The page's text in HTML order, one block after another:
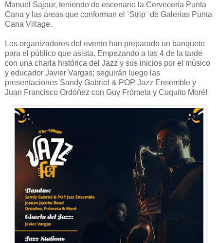
Manuel Sajour, teniendo de escenario la Cervecería Punta
Cana y las áreas que conforman el ¨Strip¨ de Galerías Punta
Cana Village.
Los organizadores del evento han preparado un banquete
para el público que asista. Empezando a las 4 de la tarde
con una charla histórica del Jazz y sus inicios por el músico
y educador Javier Vargas; seguirán luego las
presentaciones Sandy Gabriel & POP Jazz Ensemble y
Juan Francisco Ordóñez con Guy Frómeta y Cuquito Moré!